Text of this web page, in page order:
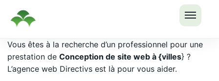
LE
Passer
au
contenu
Vous êtes à la recherche d’un professionnel pour une
prestation de Conception de site web à {villes} ?
L’agence web Directivs est là pour vous aider.